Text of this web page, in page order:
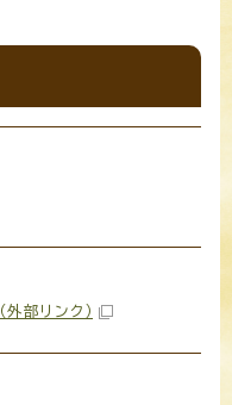
（外部リンク）